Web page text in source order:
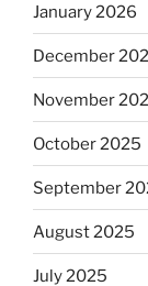
January 2026
December
November
October 2025
September
August 2025
July 2025